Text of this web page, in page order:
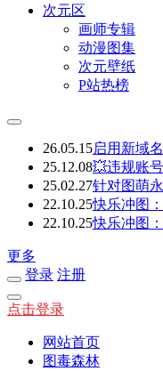
次元区
画师专辑
动漫图集
次元壁纸
P站热榜
26.05.15启用新域
25.12.08💥违规账
25.02.27针对图萌
22.10.25快乐冲图
22.10.25快乐冲图
更多
登录 注册
点击登录
网站首页
图毒森林